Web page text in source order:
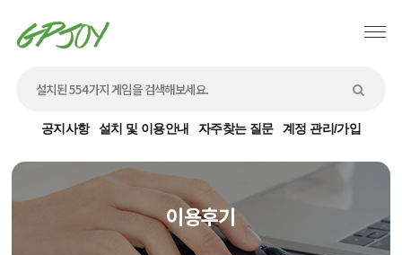
공지사항 설치 및 이용안내 자주찾는 질문 계정 관리/가입
이용후기